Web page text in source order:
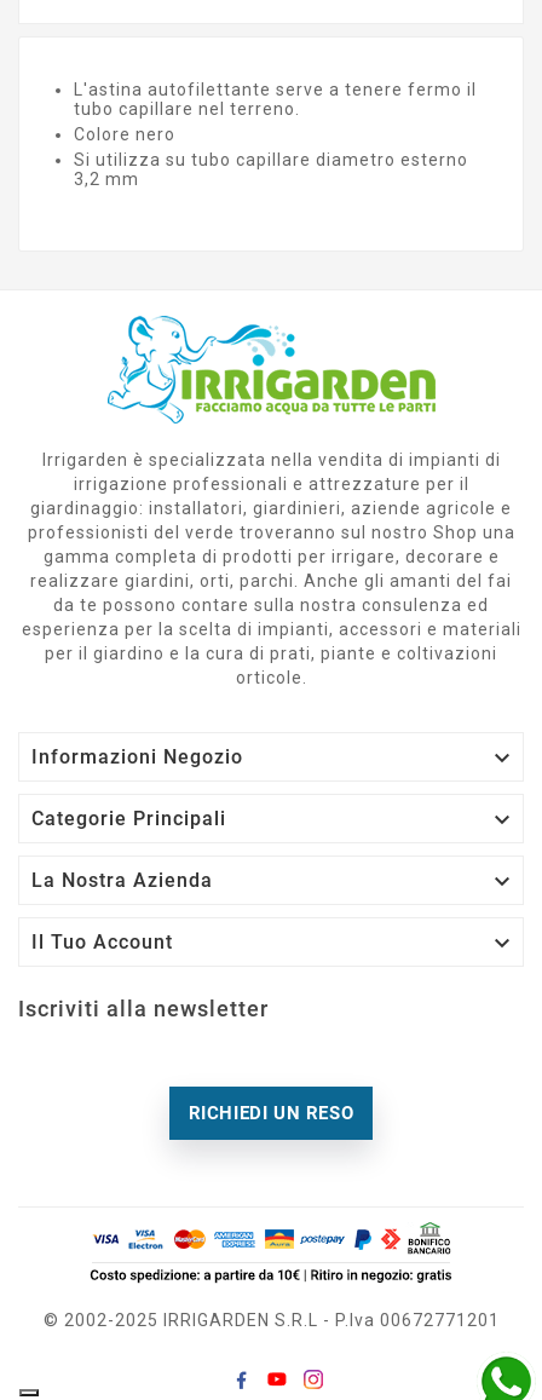
L'astina autofilettante serve a tenere fermo il
tubo capillare nel terreno.
Colore nero
Si utilizza su tubo capillare diametro esterno
3,2 mm
Irrigarden è specializzata nella vendita di impianti di
irrigazione professionali e attrezzature per il
giardinaggio: installatori, giardinieri, aziende agricole e
professionisti del verde troveranno sul nostro Shop una
gamma completa di prodotti per irrigare, decorare e
realizzare giardini, orti, parchi. Anche gli amanti del fai
da te possono contare sulla nostra consulenza ed
esperienza per la scelta di impianti, accessori e materiali
per il giardino e la cura di prati, piante e coltivazioni
orticole.
Informazioni Negozio 
Categorie Principali 
La Nostra Azienda 
Il Tuo Account 
Iscriviti alla newsletter
RICHIEDI UN RESO
© 2002-2025 IRRIGARDEN S.r.l - P.Iva 00672771201